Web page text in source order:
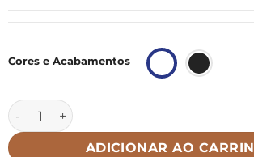
Cores e Acabamentos
Caixa de tomada de sobrepor (tipo
ADICIONAR AO